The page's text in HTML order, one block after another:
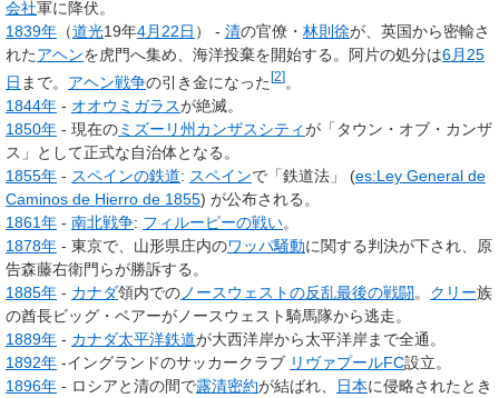
会社軍に降伏。
1839年 （道光19年4月22日 ） - 清の官僚・ 林則徐が、英国から密輸さ
れたアヘンを虎門へ集め、海洋投棄を開始する。阿片の処分は6月25
日 まで。 アヘン戦争の引き金になった [2] 。
1844年 - オオウミガラスが絶滅。
1850年 - 現在のミズーリ州 カンザスシティが「タウン・オブ・カンザ
ス」として正式な自治体となる。
1855年 - スペインの鉄道: スペインで「鉄道法」 (es:Ley General de
Caminos de Hierro de 1855) が公布される。
1861年 - 南北戦争: フィルーピーの戦い。
1878年 - 東京で、山形県庄内のワッパ騒動に関する判決が下され、原
告森藤右衛門らが勝訴する。
1885年 - カナダ領内での ノースウェストの反乱最後の戦闘。 クリー族
の酋長ビッグ・ベアーがノースウェスト騎馬隊から逃走。
1889年 - カナダ太平洋鉄道が大西洋岸から太平洋岸まで全通。
1892年 -イングランドのサッカークラブ リヴァプールFC設立。
1896年 - ロシアと清の間で露清密約が結ばれ、 日本に侵略されたとき